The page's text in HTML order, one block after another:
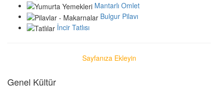
Mantarlı Omlet
Bulgur Pilavı
İncir Tatlısı
Sayfanıza Ekleyin
Genel Kültür